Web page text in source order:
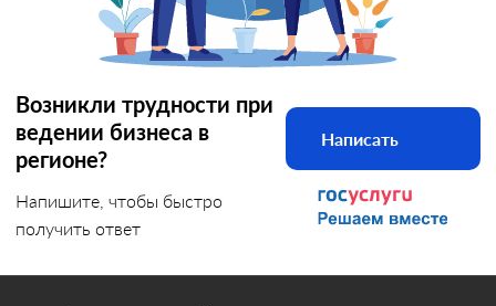
Возникли трудности при
ведении бизнеса в
регионе?
Напишите, чтобы быстро
получить ответ
Написать